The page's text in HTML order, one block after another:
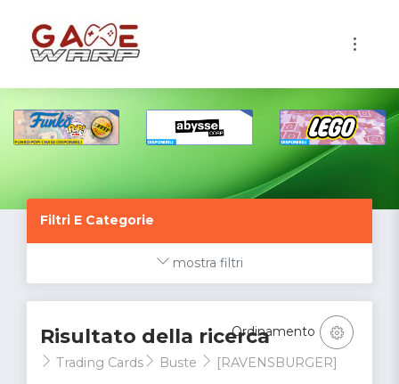
Filtri E Categorie
mostra filtri
Risultato della ricerca
Trading Cards Buste [RAVENSBURGER]
Ordinamento